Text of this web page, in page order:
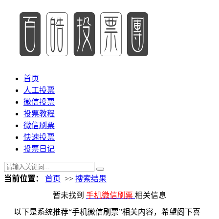
首页
人工投票
微信投票
投票教程
微信刷票
快速投票
投票日记
当前位置： 首页 >> 搜索结果
暂未找到 手机微信刷票 相关信息
以下是系统推荐“手机微信刷票”相关内容，希望阁下喜